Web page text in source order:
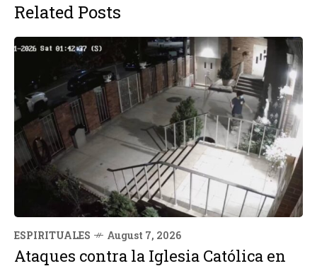
Related Posts
ESPIRITUALES August 7, 2026
Ataques contra la Iglesia Católica en